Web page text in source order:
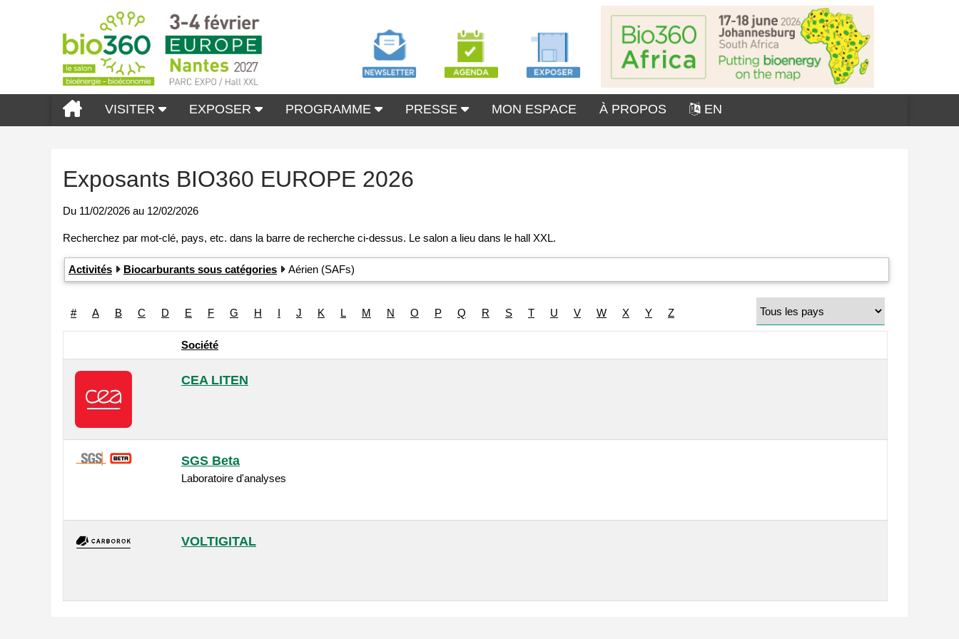
VISITER EXPOSER PROGRAMME PRESSE MON ESPACE À PROPOS EN
Exposants BIO360 EUROPE 2026
Du 11/02/2026 au 12/02/2026
Activités Biocarburants sous catégories Aérien (SAFs)
# A B C D E F G H I J K L M N O P Q R S T U V W X Y Z
Société
CEA LITEN
SGS Beta
Laboratoire d'analyses
VOLTIGITAL